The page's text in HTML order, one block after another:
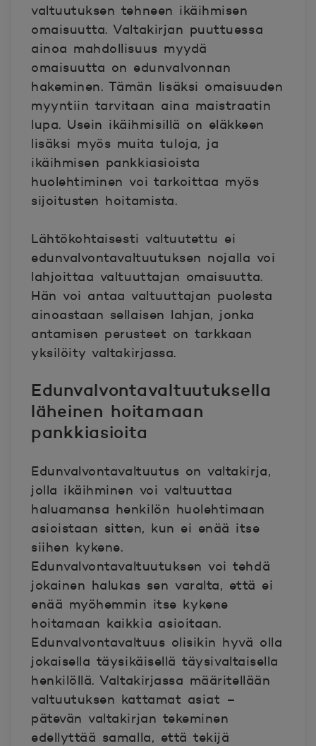
valtuutuksen tehneen ikäihmisen
omaisuutta. Valtakirjan puuttuessa
ainoa mahdollisuus myydä
omaisuutta on edunvalvonnan
hakeminen. Tämän lisäksi omaisuuden
myyntiin tarvitaan aina maistraatin
lupa. Usein ikäihmisillä on eläkkeen
lisäksi myös muita tuloja, ja
ikäihmisen pankkiasioista
huolehtiminen voi tarkoittaa myös
sijoitusten hoitamista.
Lähtökohtaisesti valtuutettu ei
edunvalvontavaltuutuksen nojalla voi
lahjoittaa valtuuttajan omaisuutta.
Hän voi antaa valtuuttajan puolesta
ainoastaan sellaisen lahjan, jonka
antamisen perusteet on tarkkaan
yksilöity valtakirjassa.
Edunvalvontavaltuutuksella
läheinen hoitamaan
pankkiasioita
Edunvalvontavaltuutus on valtakirja,
jolla ikäihminen voi valtuuttaa
haluamansa henkilön huolehtimaan
asioistaan sitten, kun ei enää itse
siihen kykene.
Edunvalvontavaltuutuksen voi tehdä
jokainen halukas sen varalta, että ei
enää myöhemmin itse kykene
hoitamaan kaikkia asioitaan.
Edunvalvontavaltuus olisikin hyvä olla
jokaisella täysikäisellätäysivaltaisella
henkilöllä. Valtakirjassa määritellään
valtuutuksen kattamat asiat –
pätevän valtakirjan tekeminen
edellyttää samalla, että tekijä